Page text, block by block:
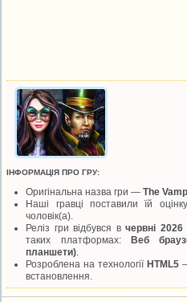
ІНФОРМАЦІЯ ПРО ГРУ:
Оригінальна назва гри —The
Наші гравці поставили їй
чоловік(а).
Реліз гри відбувся вчервні 2026
таких платформах: Веб
планшети)
Розроблена на технології HTML5—
встановлення.